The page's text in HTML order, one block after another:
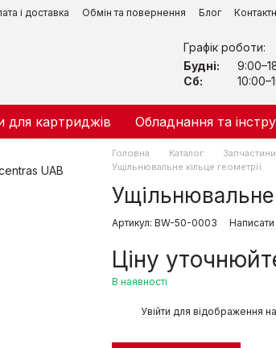
і доставка Обмін та повернення Блог
Графік роботи:
Будні:
Сб:
для картриджів Обладнання та
Головна Каталог Запчастини
Ущільнювальне кільце геометрії
Артикул: BW-50-0003 Написати
Ціну
В наявності
Увійти для відображення